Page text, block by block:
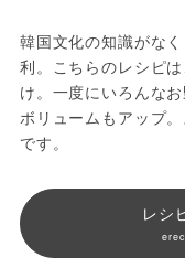
韓国文化の知識がな
利。こちらのレシピ
け。一度にいろんな
ボリュームもアップ
です。
レシ